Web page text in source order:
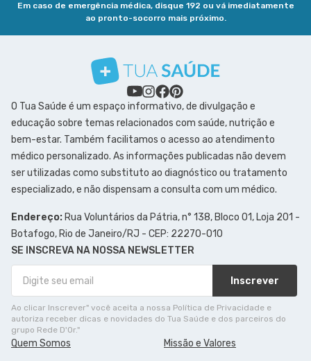
Em caso de emergência médica, disque 192 ou vá imediatamente
ao pronto-socorro mais próximo.
O Tua Saúde é um espaço informativo, de divulgação e
educação sobre temas relacionados com saúde, nutrição e
bem-estar. Também facilitamos o acesso ao atendimento
médico personalizado. As informações publicadas não devem
ser utilizadas como substituto ao diagnóstico ou tratamento
especializado, e não dispensam a consulta com um médico.
Endereço: Rua Voluntários da Pátria, n° 138, Bloco 01, Loja 201 -
Botafogo, Rio de Janeiro/RJ - CEP: 22270-010
SE INSCREVA NA NOSSA NEWSLETTER
Inscrever
Ao clicar Inscrever" você aceita a nossa Política de Privacidade e
autoriza receber dicas e novidades do Tua Saúde e dos parceiros do
grupo Rede D'Or."
Quem Somos Missão e Valores